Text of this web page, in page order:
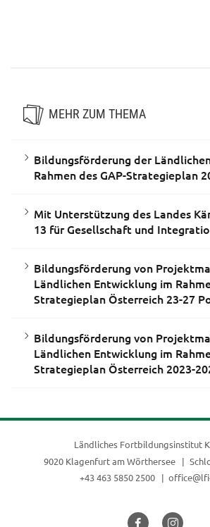
MEHR ZUM THEMA
Bildungsförderung der
Rahmen des GAP-Strategieplan
Mit Unterstützung des Landes
13 für Gesellschaft und
Bildungsförderung von
Ländlichen Entwicklung im
Strategieplan Österreich 23-27
Bildungsförderung von
Ländlichen Entwicklung im
Strategieplan Österreich 2023-
Ländliches Fortbildungsinstitut
9020 Klagenfurt am Wörthersee
+43 463 5850 2500